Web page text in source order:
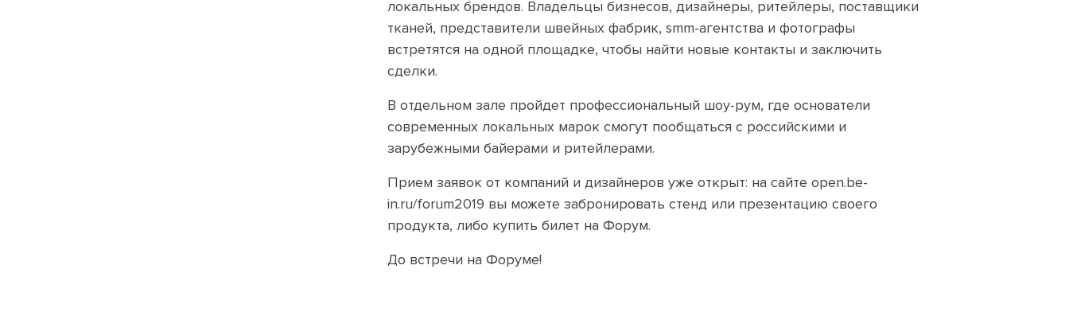
локальных брендов. Владельцы бизнесов, дизайнеры, ритейлеры, поставщики
тканей, представители швейных фабрик, smm-агентства и фотографы
встретятся на одной площадке, чтобы найти новые контакты и заключить
сделки.
В отдельном зале пройдет профессиональный шоу-рум, где основатели
современных локальных марок смогут пообщаться с российскими и
зарубежными байерами и ритейлерами.
Прием заявок от компаний и дизайнеров уже открыт: на сайте open.be-
in.ru/forum2019 вы можете забронировать стенд или презентацию своего
продукта, либо купить билет на Форум.
До встречи на Форуме!